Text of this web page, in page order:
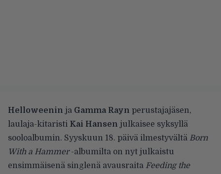
Helloweenin ja Gamma Rayn perustajajäsen,
laulaja-kitaristi Kai Hansen julkaisee syksyllä
sooloalbumin. Syyskuun 18. päivä ilmestyvältä Born
With a Hammer-albumilta on nyt julkaistu
ensimmäisenä singlenä avausraita Feeding the